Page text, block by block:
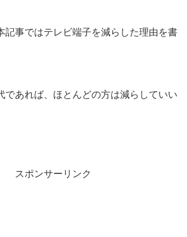
記事ではテレビ端子を減らした理由を書
であれば、ほとんどの方は減らしていい
スポンサーリンク